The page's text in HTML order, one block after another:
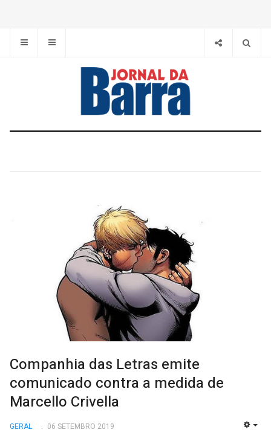
Companhia das Letras emite
comunicado contra a medida de
Marcello Crivella
GERAL 06 SETEMBRO 2019